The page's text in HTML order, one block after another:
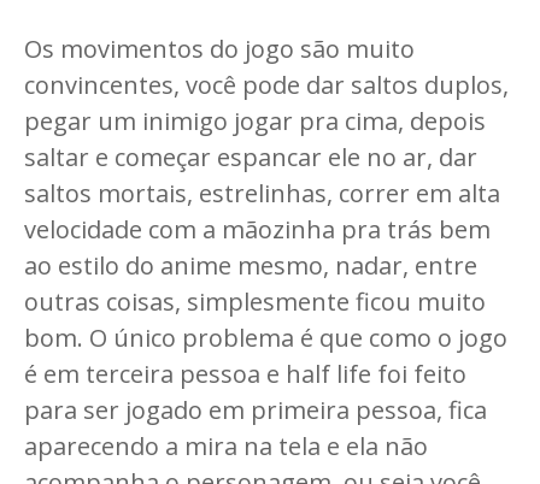
Os movimentos do jogo são muito
convincentes, você pode dar saltos duplos,
pegar um inimigo jogar pra cima, depois
saltar e começar espancar ele no ar, dar
saltos mortais, estrelinhas, correr em alta
velocidade com a mãozinha pra trás bem
ao estilo do anime mesmo, nadar, entre
outras coisas, simplesmente ficou muito
bom. O único problema é que como o jogo
é em terceira pessoa e half life foi feito
para ser jogado em primeira pessoa, fica
aparecendo a mira na tela e ela não